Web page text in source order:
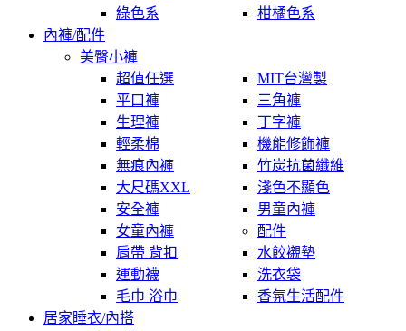
綠色系
柑橘色系
內褲/配件
美臀小褲
超值任選
MIT台灣製
平口褲
三角褲
生理褲
丁字褲
輕柔棉
機能修飾褲
無痕內褲
竹炭抗菌纖維
大尺碼XXL
淺色不顯色
安全褲
男童內褲
女童內褲
配件
肩帶 背扣
水餃襯墊
運動襪
洗衣袋
毛巾 浴巾
香氛生活配件
居家睡衣/內搭